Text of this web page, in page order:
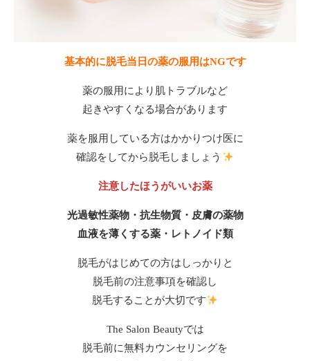
基本的に脱毛当日の薬の服用はNGです
薬の服用により肌トラブルなど
起きやすくなる場合があります
薬を服用している方はかかりつけ医に
確認をしてから脱毛しましょう
注意したほうがいいお薬
光過敏性薬物・抗生物質・皮膚の薬物
血液を薄くする薬・レトノイド類
脱毛がはじめての方はしっかりと
脱毛前の注意事項を確認し
脱毛することが大切です
The Salon Beautyでは
脱毛前に無料カウンセリングを